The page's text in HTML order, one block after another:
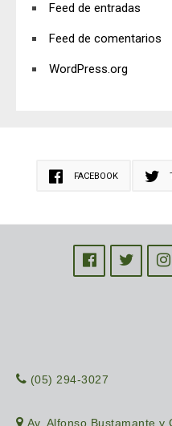
Feed de entradas
Feed de comentarios
WordPress.org
FACEBOOK
(05) 294-3027
Av. Alfonso Bustamante y